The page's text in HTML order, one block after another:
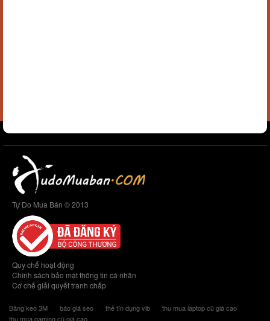
Tự Do Mua Bán © 2013
Quy chế hoạt động
Chính sách bảo mật thông tin cá nhân
Cơ chế giải quyết tranh chấp
Băng keo 3M báo giá seo thẻ tín dụng vib
thu mua laptop cũ giá cao
thu mua gaming cũ giá cao